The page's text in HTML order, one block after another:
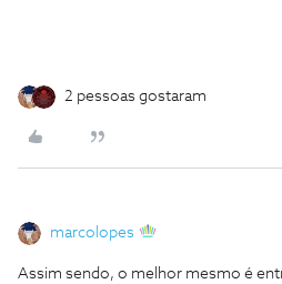
2 pessoas gostaram
marcolopes
Assim sendo, o melhor mesmo é